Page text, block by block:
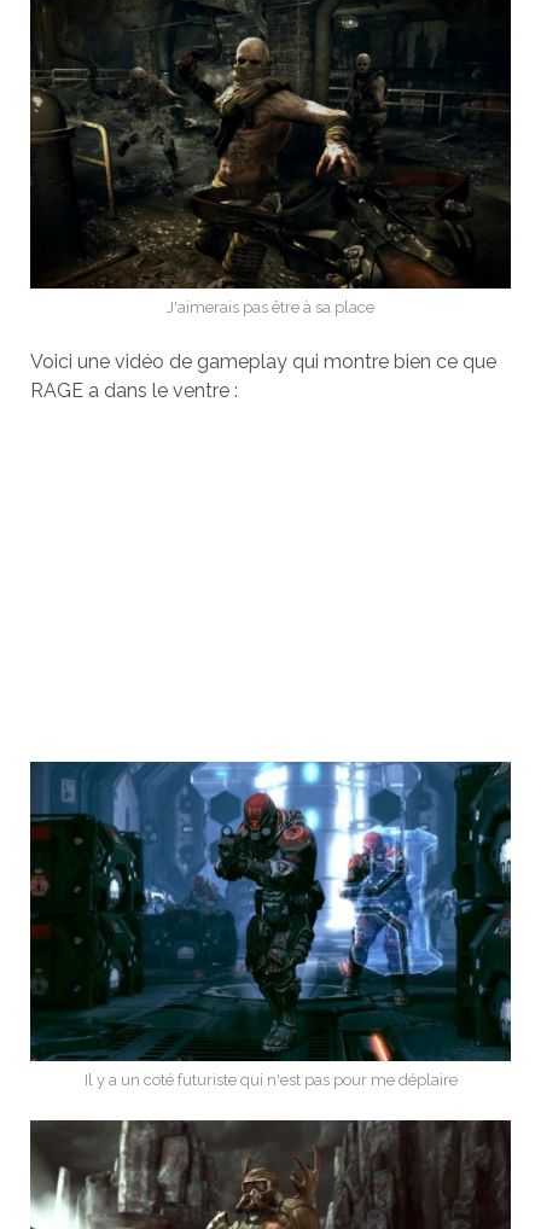
J'aimerais pas être à sa place
Voici une vidéo de gameplay qui montre bien ce que
RAGE a dans le ventre :
Il y a un coté futuriste qui n'est pas pour me déplaire